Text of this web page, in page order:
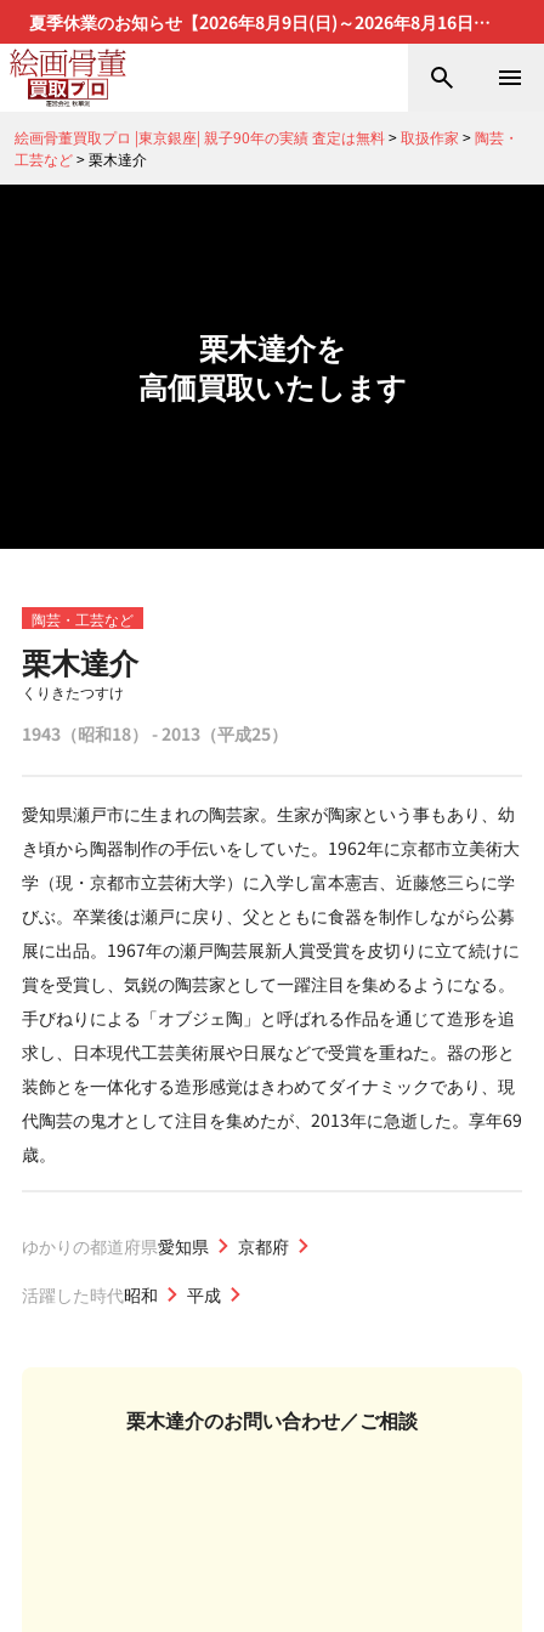
夏季休業のお知らせ【2026年8月9日(日)～2026年8月16日
(日)】
絵画骨董買取プロ |東京銀座| 親子90年の実績 査定は無料>取扱作家 >陶芸・
工芸など>栗木達介
栗木達介を
高価買取いたします
陶芸・工芸など
栗木達介
くりきたつすけ
1943（昭和18） - 2013（平成25）
愛知県瀬戸市に生まれの陶芸家。生家が陶家という事もあり、幼
き頃から陶器制作の手伝いをしていた。1962年に京都市立美術大
学（現・京都市立芸術大学）に入学し富本憲吉、近藤悠三らに学
びぶ。卒業後は瀬戸に戻り、父とともに食器を制作しながら公募
展に出品。1967年の瀬戸陶芸展新人賞受賞を皮切りに立て続けに
賞を受賞し、気鋭の陶芸家として一躍注目を集めるようになる。
手びねりによる「オブジェ陶」と呼ばれる作品を通じて造形を追
求し、日本現代工芸美術展や日展などで受賞を重ねた。器の形と
装飾とを一体化する造形感覚はきわめてダイナミックであり、現
代陶芸の鬼才として注目を集めたが、2013年に急逝した。享年69
歳。
ゆかりの都道府県愛知県
京都府
活躍した時代昭和 平成
栗木達介のお問い合わせ／ご相談